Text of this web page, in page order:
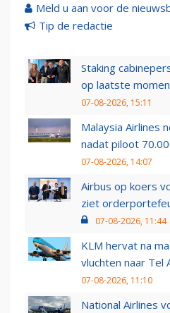
Meld u aan voor de
Tip de redactie
Staking
op laatste
07-08-2026, 15:11
Malaysia Airlines
nadat piloot
07-08-2026, 14:07
Airbus op koers
ziet
07-08-2026, 11:44
KLM hervat na
vluchten naar Tel
07-08-2026, 11:10
National Airlines